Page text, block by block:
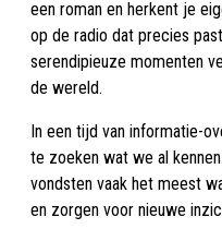
een roman en herkent je
op de radio dat precies
serendipieuze momenten
de wereld.
In een tijd van informatie-
te zoeken wat we al
vondsten vaak het meest
en zorgen voor nieuwe